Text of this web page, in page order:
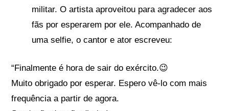
militar. O artista aproveitou para agradecer aos
fãs por esperarem por ele.Acompanhado de
uma selfie, o cantor e ator escreveu:
“Finalmente é hora de sair do exército.😉
Muito obrigado por esperar. Espero vê-lo com mais
frequência a partir de agora.